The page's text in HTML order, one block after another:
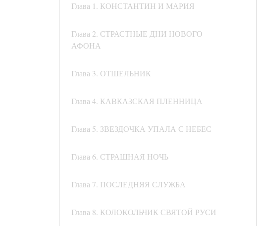
Глава 1. КОНСТАНТИН И МАРИЯ
Глава 2. СТРАСТНЫЕ ДНИ НОВОГО
АФОНА
Глава 3. ОТШЕЛЬНИК
Глава 4. КАВКАЗСКАЯ ПЛЕННИЦА
Глава 5. ЗВЕЗДОЧКА УПАЛА С НЕБЕС
Глава 6. СТРАШНАЯ НОЧЬ
Глава 7. ПОСЛЕДНЯЯ СЛУЖБА
Глава 8. КОЛОКОЛЬЧИК СВЯТОЙ РУСИ